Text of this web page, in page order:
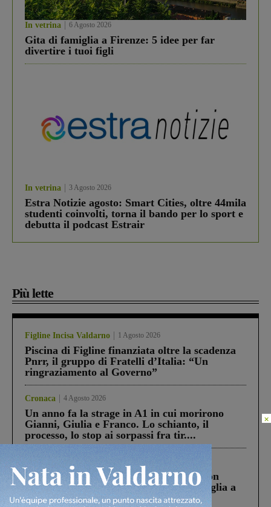
In vetrina 6 Agosto 2026
Gita di famiglia a Firenze: 5 idee per far
divertire i tuoi figli
In vetrina 3 Agosto 2026
Estra Notizie agosto: Smart Cities, oltre 44mila
studenti coinvolti, torna il bando per lo sport e
debutta il podcast Estrair
Più lette
Figline Incisa Valdarno 1 Agosto 2026
Piscina di Figline finanziata oltre la scadenza
Pnrr, il gruppo di Fratelli d’Italia: “Un
ringraziamento al Governo”
Cronaca 4 Agosto 2026
Un anno fa la strage in A1 in cui morirono
Gianni, Giulia e Franco. Lo schianto, il
processo, lo stop ai sorpassi fra tir....
Cronaca
Scomparso da una struttura di Castiglion
Fiorentino l’uomo che aveva ucciso la figlia a
Levane nel 2020
×